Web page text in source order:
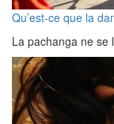
Qu’est-ce que la
La pachanga ne